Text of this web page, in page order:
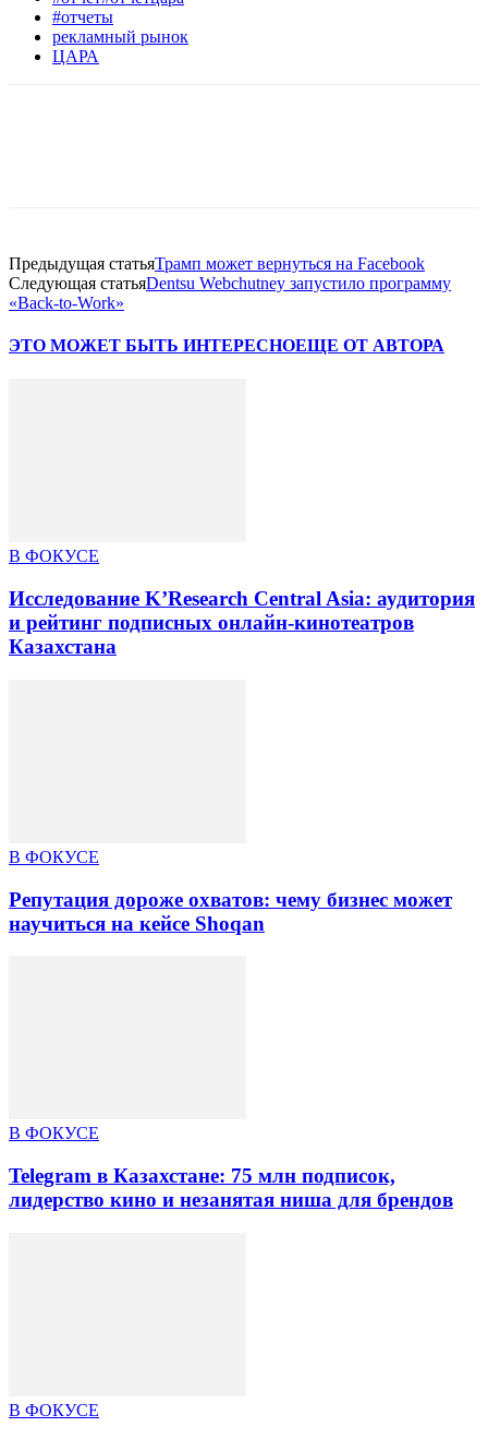
#отчеты
рекламный рынок
ЦАРА
Предыдущая статьяТрамп может вернуться на Facebook
Следующая статьяDentsu Webchutney запустило программу
«Back-to-Work»
ЭТО МОЖЕТ БЫТЬ ИНТЕРЕСНОЕЩЕ ОТ АВТОРА
В ФОКУСЕ
Исследование K’Research Central Asia: аудитория
и рейтинг подписных онлайн-кинотеатров
Казахстана
В ФОКУСЕ
Репутация дороже охватов: чему бизнес может
научиться на кейсе Shoqan
В ФОКУСЕ
Telegram в Казахстане: 75 млн подписок,
лидерство кино и незанятая ниша для брендов
В ФОКУСЕ